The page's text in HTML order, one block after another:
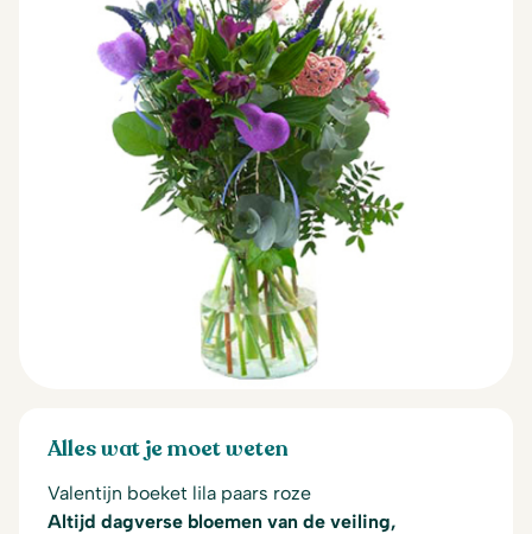
Alles wat je moet weten
Valentijn boeket lila paars roze
Altijd dagverse bloemen van de veiling,